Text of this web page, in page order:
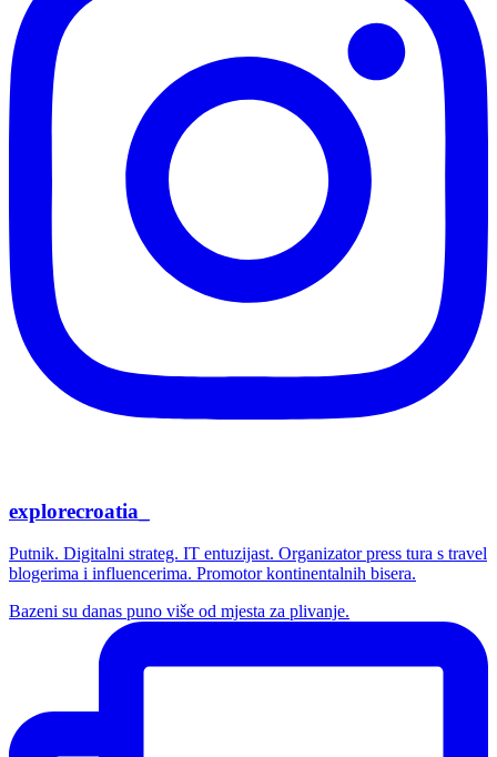
explorecroatia_
Putnik. Digitalni strateg. IT entuzijast. Organizator press tura s travel
blogerima i influencerima. Promotor kontinentalnih bisera.
Bazeni su danas puno više od mjesta za plivanje.